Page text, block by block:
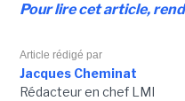
Pour lire cet article,
Article rédigé par
Jacques Cheminat
Rédacteur en chef LMI